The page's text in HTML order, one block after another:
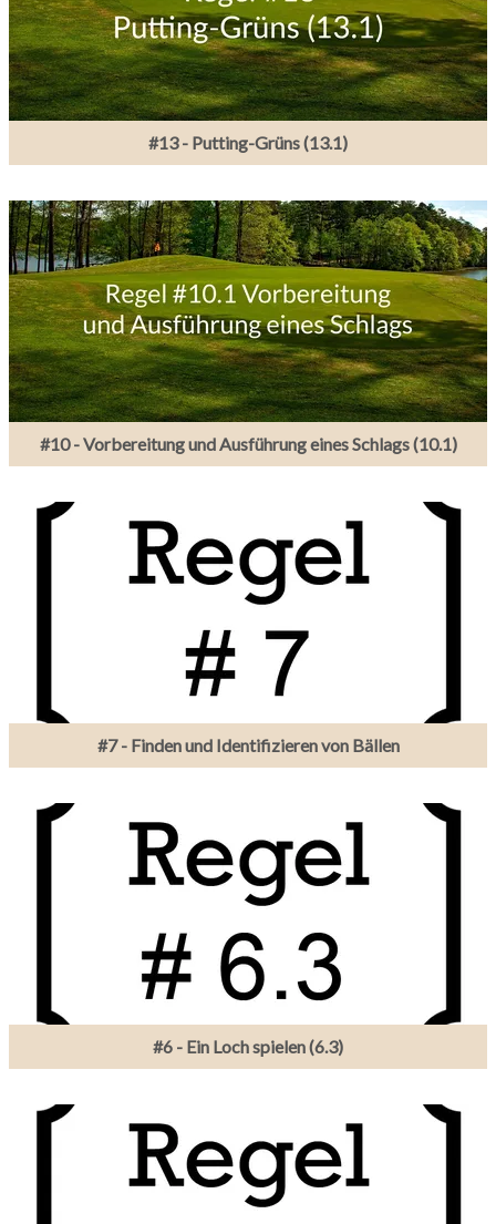
#13 - Putting-Grüns (13.1)
#10 - Vorbereitung und Ausführung eines Schlags (10.1)
#7 - Finden und Identifizieren von Bällen
#6 - Ein Loch spielen (6.3)